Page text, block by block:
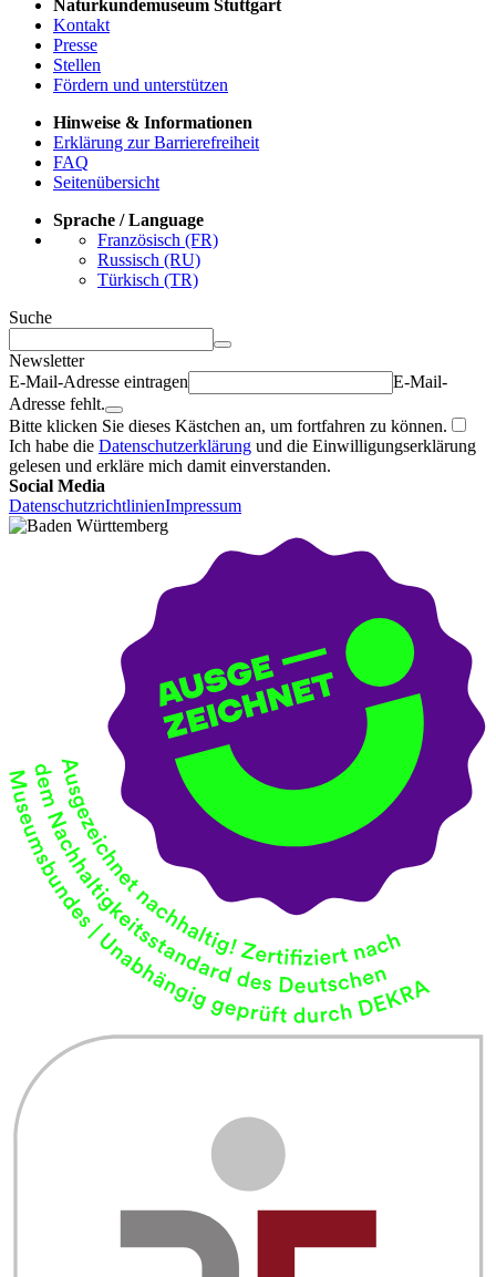
Naturkundemuseum Stuttgart
Kontakt
Presse
Stellen
Fördern und unterstützen
Hinweise & Informationen
Erklärung zur Barrierefreiheit
FAQ
Seitenübersicht
Sprache / Language
Französisch (FR)
Russisch (RU)
Türkisch (TR)
Suche
Newsletter
E-Mail-Adresse eintragen
E-Mail-
Adresse fehlt.
Bitte klicken Sie dieses Kästchen an, um fortfahren zu können.
Ich habe die Datenschutzerklärung und die Einwilligungserklärung
gelesen und erkläre mich damit einverstanden.
Social Media
DatenschutzrichtlinienImpressum